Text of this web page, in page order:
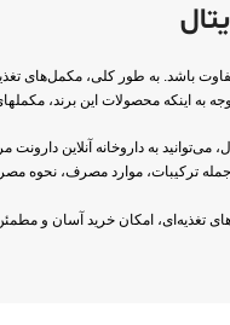
باشد. به طور کلی، مکمل‌های
به اینکه محصولات این برند،
به داروخانه آنلاین دارونت
جمله ترکیبات، موارد مصرف، نحوه
تغذیه‌ای، امکان خرید آسان و